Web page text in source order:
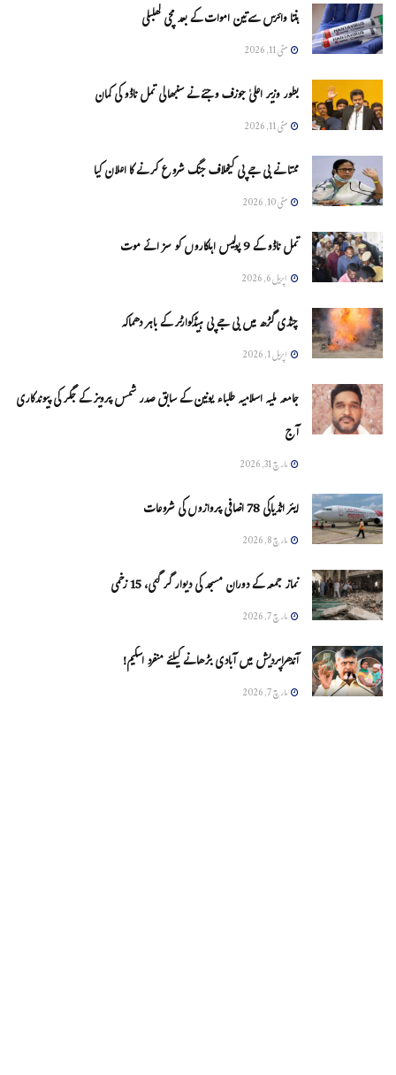
ہنتا وائرس سےتین اموات کے بعد مچی کھلبلی
مئی 11, 2026
بطور وزیر اعلیٰ جوزف وجئے نے سنبھالی تمل ناڈو کی کمان
مئی 11, 2026
ممتا نے بی جے پی کیخلاف جنگ شروع کرنے کا اعلان کیا
مئی 10, 2026
تمل ناڈو کے 9 پولیس اہلکاروں کو سزائے موت
اپریل 6, 2026
چنڈی گڑھ میں بی جے پی ہیڈکوارٹر کے باہر دھماکہ
اپریل 1, 2026
جامعہ ملیہ اسلامیہ طلباء یونین کے سابق صدر شمس پرویز کے جگر کی پیوندکاری
آج
مارچ 31, 2026
ایئر انڈیاکی 78 اضافی پروازوں کی شروعات
مارچ 8, 2026
نماز جمعہ کے دوران مسجد کی دیوار گر گئی، 15 زخمی
مارچ 7, 2026
آندھراپردیش میں آبادی بڑھانے کیلئے منفرد اسکیم!
مارچ 7, 2026